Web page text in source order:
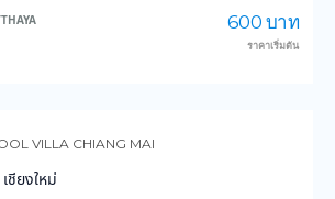
600 บาท
ราคาเริ่มต้น
VILLA CHIANG MAI
ชียงใหม่